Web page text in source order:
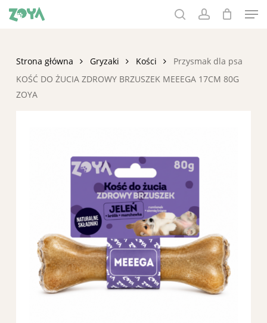
Skip
Strona główna Gryzaki Kości
Przysmak dla psa
KOŚĆ DO ŻUCIA ZDROWY BRZUSZEK MEEEGA 17CM 80G
ZOYA